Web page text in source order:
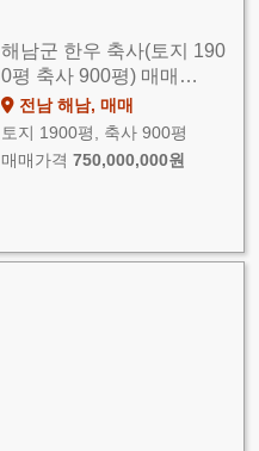
해남군 한우 축사(토지 190
0평 축사 900평) 매매…
전남 해남, 매매
토지 1900평, 축사 900평
매매가격 750,000,000원